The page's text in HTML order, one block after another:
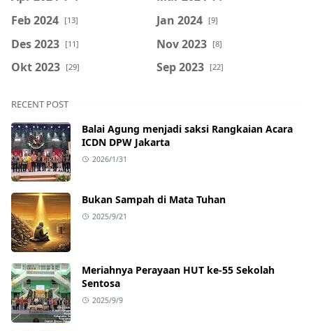
Feb 2024 [13] Jan 2024 [9]
Des 2023 [11] Nov 2023 [8]
Okt 2023 [29] Sep 2023 [22]
RECENT POST
Balai Agung menjadi saksi Rangkaian Acara
ICDN DPW Jakarta
2026/1/31
Bukan Sampah di Mata Tuhan
2025/9/21
Meriahnya Perayaan HUT ke-55 Sekolah
Sentosa
2025/9/9